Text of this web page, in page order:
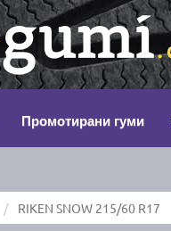
Промотирани гуми
RIKEN SNOW 215/60 R17